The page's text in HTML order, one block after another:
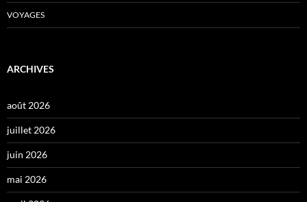
VOYAGES
ARCHIVES
août 2026
juillet 2026
juin 2026
mai 2026